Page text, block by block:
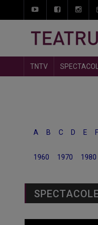
TNTV
A B C D E F
1960 1970 1980